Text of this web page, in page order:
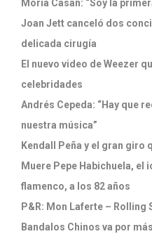
Moria Casán: “Soy la
Joan Jett canceló dos
delicada cirugía
El nuevo video de Weezer
celebridades
Andrés Cepeda: “Hay que
nuestra música”
Kendall Peña y el gran giro
Muere Pepe Habichuela,
flamenco, a los 82 años
P&R: Mon Laferte – Rolling
Bandalos Chinos va por